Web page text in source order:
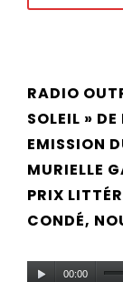
RADIO
SOLEIL »
EMISSION
MURIELLE
PRIX
CONDÉ,
Lecteur00:00